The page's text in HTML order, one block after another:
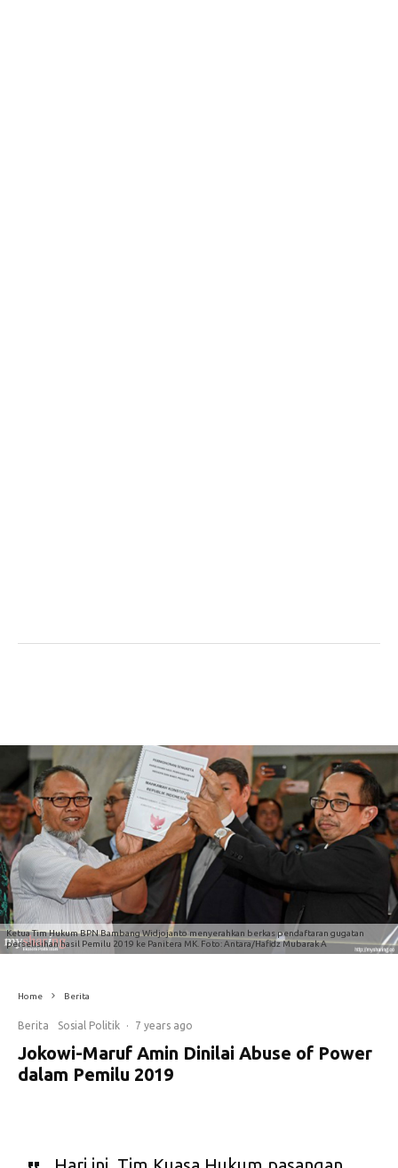
Ketua Tim Hukum BPN Bambang Widjojanto menyerahkan berkas pendaftaran gugatan
perselisihan hasil Pemilu 2019 ke Panitera MK. Foto: Antara/Hafidz Mubarak A
Home Berita
Berita Sosial Politik · 7 years ago
Jokowi-Maruf Amin Dinilai Abuse of Power
dalam Pemilu 2019